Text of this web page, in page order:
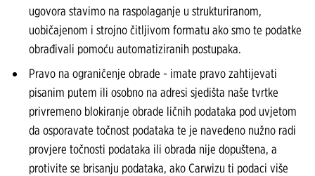
ugovora stavimo na raspolaganje u strukturiranom,
uobičajenom i strojno čitljivom formatu ako smo te podatke
obrađivali pomoću automatiziranih postupaka.
Pravo na ograničenje obrade - imate pravo zahtijevati
pisanim putem ili osobno na adresi sjedišta naše tvrtke
privremeno blokiranje obrade ličnih podataka pod uvjetom
da osporavate točnost podataka te je navedeno nužno radi
provjere točnosti podataka ili obrada nije dopuštena, a
protivite se brisanju podataka, ako Carwizu ti podaci više